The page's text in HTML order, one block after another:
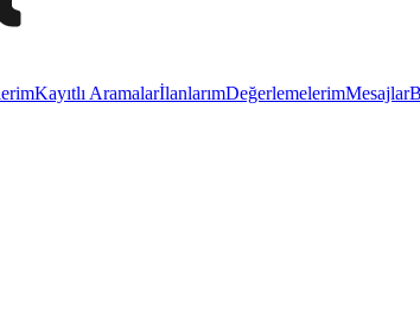
Kayıtlı AramalarİlanlarımDeğerlemelerimMesajlar